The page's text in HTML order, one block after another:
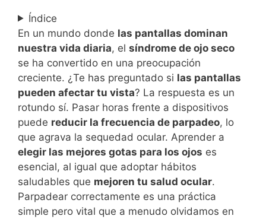
Índice
En un mundo donde las pantallas dominan
nuestra vida diaria, el síndrome de ojo seco
se ha convertido en una preocupación
creciente. ¿Te has preguntado si las pantallas
pueden afectar tu vista? La respuesta es un
rotundo sí. Pasar horas frente a dispositivos
puede reducir la frecuencia de parpadeo, lo
que agrava la sequedad ocular. Aprender a
elegir las mejores gotas para los ojos es
esencial, al igual que adoptar hábitos
saludables que mejoren tu salud ocular.
Parpadear correctamente es una práctica
simple pero vital que a menudo olvidamos en